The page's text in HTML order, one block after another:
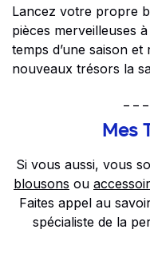
Lancez votre propre
pièces merveilleuses
temps d’une saison
nouveaux trésors la
Mes
Si vous aussi, vous
blousons ou
Faites appel au
spécialiste de la